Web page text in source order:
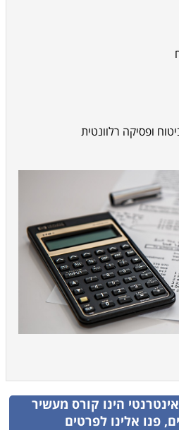
ופסיקה רלוונטית
הינו קורס מעשיר
פנו אלינו לפרטים